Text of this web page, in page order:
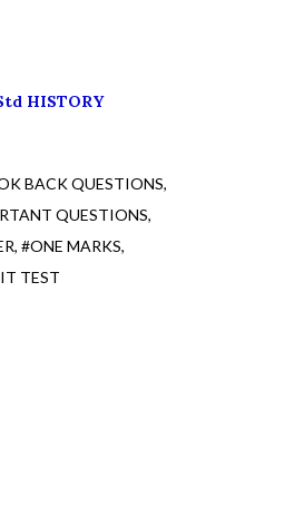
HISTORY
BACK QUESTIONS
QUESTIONS
#ONE MARKS
TEST